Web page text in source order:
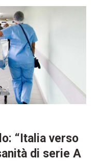
“Italia verso
di serie A